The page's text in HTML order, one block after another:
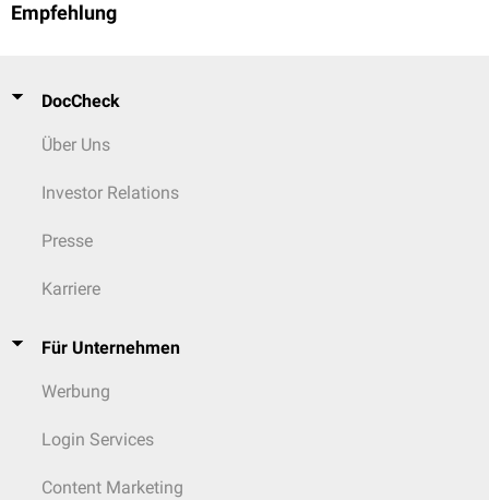
Empfehlung
DocCheck
Über Uns
Investor Relations
Presse
Karriere
Für Unternehmen
Werbung
Login Services
Content Marketing